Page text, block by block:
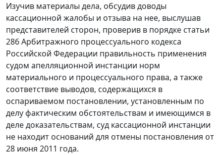
Изучив материалы дела, обсудив доводы
кассационной жалобы и отзыва на нее, выслушав
представителей сторон, проверив в порядке статьи
286Арбитражного процессуального кодекса
Российской Федерации правильность применения
судом апелляционной инстанции норм
материального и процессуального права, а также
соответствие выводов, содержащихся в
оспариваемом постановлении, установленным по
делу фактическим обстоятельствам и имеющимся в
деле доказательствам, суд кассационной инстанции
не находит оснований для отмены постановления от
28 июня 2011 года.